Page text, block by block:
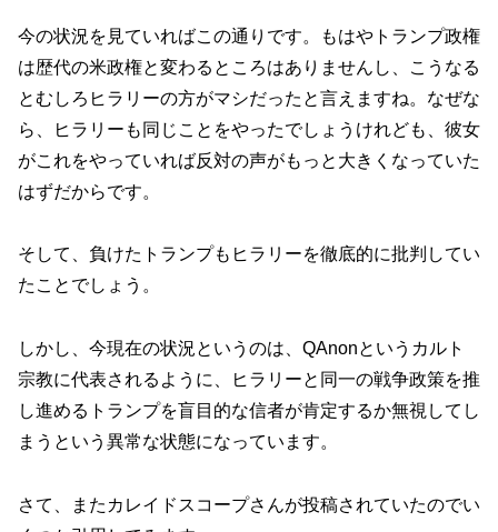
今の状況を見ていればこの通りです。もはやトランプ政権
は歴代の米政権と変わるところはありませんし、こうなる
とむしろヒラリーの方がマシだったと言えますね。なぜな
ら、ヒラリーも同じことをやったでしょうけれども、彼女
がこれをやっていれば反対の声がもっと大きくなっていた
はずだからです。
そして、負けたトランプもヒラリーを徹底的に批判してい
たことでしょう。
しかし、今現在の状況というのは、QAnonというカルト
宗教に代表されるように、ヒラリーと同一の戦争政策を推
し進めるトランプを盲目的な信者が肯定するか無視してし
まうという異常な状態になっています。
さて、またカレイドスコープさんが投稿されていたのでい